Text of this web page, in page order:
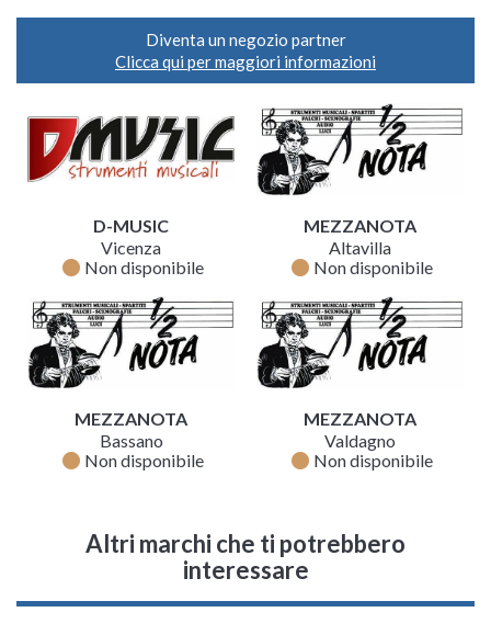
Diventa un negozio partner
Clicca qui per maggiori informazioni
D-MUSIC
Vicenza
fiber_manual_record Non disponibile
MEZZANOTA
Altavilla
fiber_manual_record Non disponibile
MEZZANOTA
Bassano
fiber_manual_record Non disponibile
MEZZANOTA
Valdagno
fiber_manual_record Non disponibile
Altri marchi che ti potrebbero
interessare